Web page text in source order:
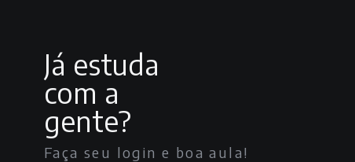
Já estuda
com a
gente?
Faça seu login e boa aula!